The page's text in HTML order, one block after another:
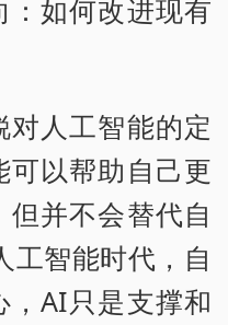
：如何改进现有
人工智能的定
以帮助自己更
并不会替代自
工智能时代，自
AI只是支撑和